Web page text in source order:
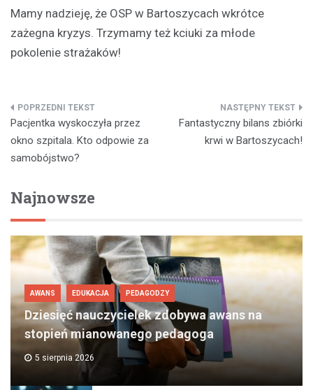
Mamy nadzieję, że OSP w Bartoszycach wkrótce
zażegna kryzys. Trzymamy też kciuki za młode
pokolenie strażaków!
Nawigacja
wpisu
Pacjentka wyskoczyła przez
okno szpitala. Kto odpowie za
samobójstwo?
Fantastyczny bilans zbiórki
krwi w Bartoszycach!
Najnowsze
AWANS EDUKACJA PEDAGODZY
Dziesięć nauczycielek zdobywa awans na
stopień mianowanego pedagoga
5 sierpnia 2026